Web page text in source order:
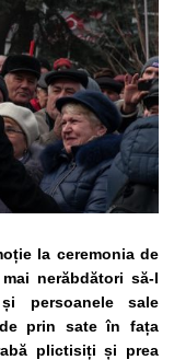
la ceremonia de
nerăbdători să-l
persoanele sale
prin sate în fața
plictisiți și prea